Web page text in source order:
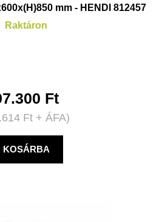
mm - HENDI 812457
Raktáron
Ft
Ft+ ÁFA)
KOSÁRBA